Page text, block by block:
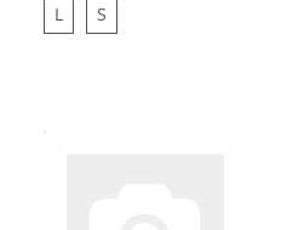
L
S